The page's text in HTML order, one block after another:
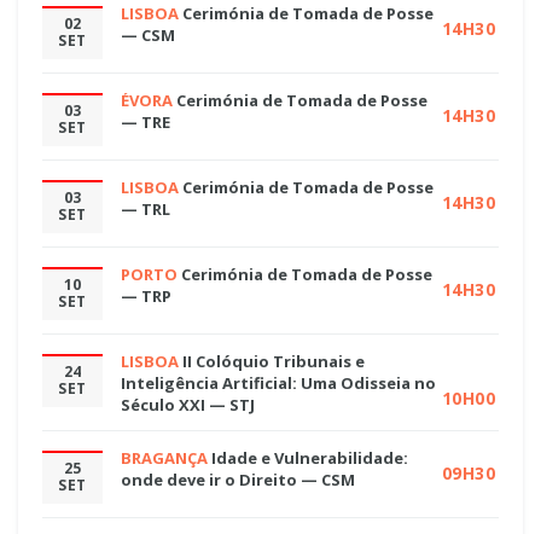
02
SET
LISBOA Cerimónia de Tomada de Posse
— CSM
14H30
03
SET
ÉVORA Cerimónia de Tomada de Posse
— TRE
14H30
03
SET
LISBOA Cerimónia de Tomada de Posse
— TRL
14H30
10
SET
PORTO Cerimónia de Tomada de Posse
— TRP
14H30
24
SET
LISBOA II Colóquio Tribunais e
Inteligência Artificial: Uma Odisseia no
Século XXI — STJ
10H00
25
SET
BRAGANÇA Idade e Vulnerabilidade:
onde deve ir o Direito — CSM
09H30